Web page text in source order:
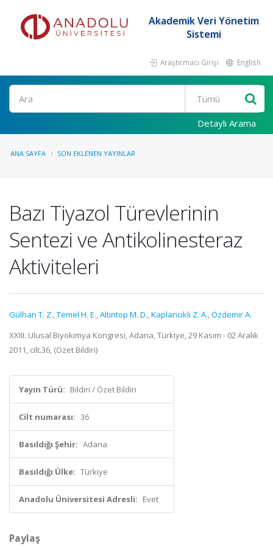
Akademik Veri Yönetim
Sistemi
Araştırmacı Girişi English
Ara
Detaylı Arama
ANA SAYFA SON EKLENEN YAYINLAR
Bazı Tiyazol Türevlerinin
Sentezi ve Antikolinesteraz
Aktiviteleri
Gülhan T. Z.,Temel H. E.,Altıntop M. D.,Kaplancıklı Z. A.,Özdemir A.
XXIII. Ulusal Biyokimya Kongresi, Adana, Türkiye, 29 Kasım - 02 Aralık
2011, cilt.36, (Özet Bildiri)
Yayın Türü: Bildiri / Özet Bildiri
Cilt numarası: 36
Basıldığı Şehir: Adana
Basıldığı Ülke: Türkiye
Anadolu Üniversitesi Adresli: Evet
Paylaş